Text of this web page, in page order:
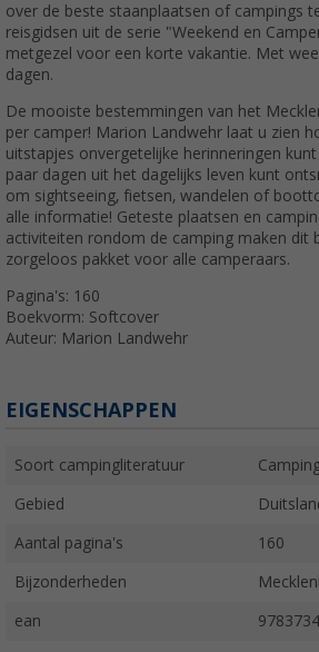
over de beste staanplaatsen of campings
reisgidsen uit de serie "Weekend en
metgezel voor een korte vakantie. Met
dagen.
De mooiste bestemmingen van het
per camper! Marion Landwehr laat u zien
uitstapjes onvergetelijke herinneringen
paar dagen uit het dagelijks leven kunt
om sightseeing, fietsen, wandelen of
alle informatie! Geteste plaatsen en
activiteiten rondom de camping maken dit
zorgeloos pakket voor alle camperaars.
Pagina's: 160
Boekvorm: Softcover
Auteur: Marion Landwehr
EIGENSCHAPPEN
Soort campingliteratuur
Gebied
Aantal pagina's 160
Bijzonderheden
ean